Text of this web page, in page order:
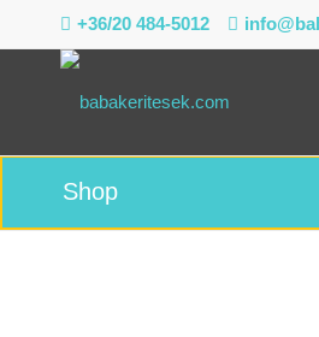
+36/20 484-5012
Shop